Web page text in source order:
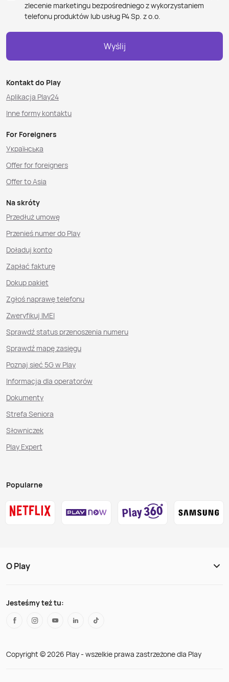
zlecenie marketingu bezpośredniego z wykorzystaniem
telefonu produktów lub usług P4 Sp. z o.o.
Wyślij
Kontakt do Play
Aplikacja Play24
Inne formy kontaktu
For Foreigners
Українська
Offer for foreigners
Offer to Asia
Na skróty
Przedłuż umowę
Przenieś numer do Play
Doładuj konto
Zapłać fakturę
Dokup pakiet
Zgłoś naprawę telefonu
Zweryfikuj IMEI
Sprawdź status przenoszenia numeru
Sprawdź mapę zasięgu
Poznaj sieć 5G w Play
Informacja dla operatorów
Dokumenty
Strefa Seniora
Słowniczek
Play Expert
Popularne
O Play
Jesteśmy też tu:
Copyright © 2026 Play - wszelkie prawa zastrzeżone dla Play